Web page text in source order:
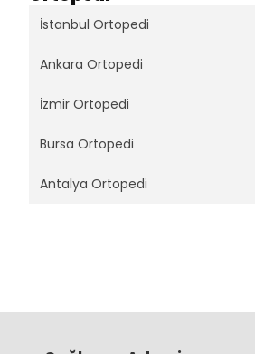
İstanbul Ortopedi
Ankara Ortopedi
İzmir Ortopedi
Bursa Ortopedi
Antalya Ortopedi